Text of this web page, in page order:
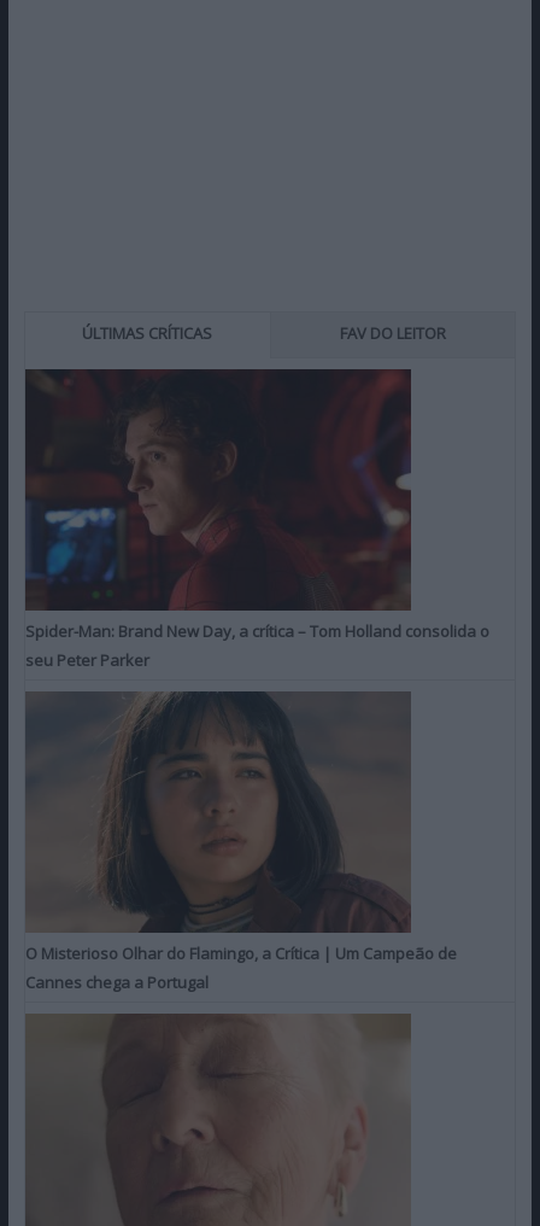
ÚLTIMAS CRÍTICAS FAV DO LEITOR
Spider-Man: Brand New Day, a crítica – Tom Holland consolida o
seu Peter Parker
O Misterioso Olhar do Flamingo, a Crítica | Um Campeão de
Cannes chega a Portugal